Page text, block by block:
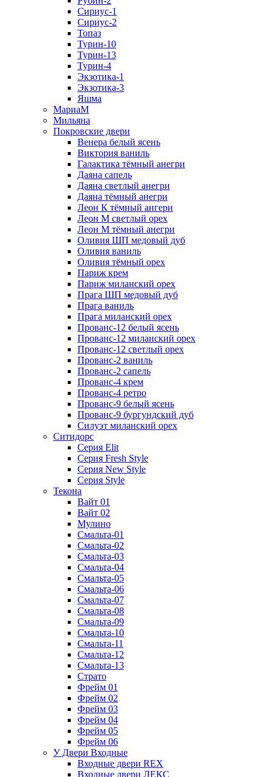
Сириус-1
Сириус-2
Топаз
Турин-10
Турин-13
Турин-4
Экзотика-1
Экзотика-3
Яшма
МариаМ
Мильяна
Покровские двери
Венера белый ясень
Виктория ваниль
Галактика тёмный анегри
Даяна сапель
Даяна светлый анегри
Даяна тёмный анегри
Леон К тёмный ангери
Леон М светлый орех
Леон М тёмный анегри
Оливия ШП медовый дуб
Оливия ваниль
Оливия тёмный орех
Париж крем
Париж миланский орех
Прага ШП медовый дуб
Прага ваниль
Прага миланский орех
Прованс-12 белый ясень
Прованс-12 миланский орех
Прованс-12 светлый орех
Прованс-2 ваниль
Прованс-2 сапель
Прованс-4 крем
Прованс-4 ретро
Прованс-9 белый ясень
Прованс-9 бургундский дуб
Силуэт миланский орех
Ситидорс
Серия Elit
Серия Fresh Style
Серия New Style
Серия Style
Текона
Вайт 01
Вайт 02
Мулино
Смальта-01
Смальта-02
Смальта-03
Смальта-04
Смальта-05
Смальта-06
Смальта-07
Смальта-08
Смальта-09
Смальта-10
Смальта-11
Смальта-12
Смальта-13
Страто
Фрейм 01
Фрейм 02
Фрейм 03
Фрейм 04
Фрейм 05
Фрейм 06
У Двери Входные
Входные двери REX
Входные двери ЛЕКС